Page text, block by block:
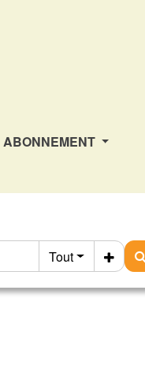
ABONNEMENT
Tout